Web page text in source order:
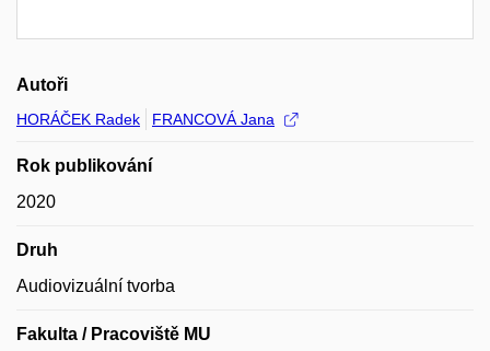
Autoři
HORÁČEK Radek FRANCOVÁ Jana
Rok publikování
2020
Druh
Audiovizuální tvorba
Fakulta / Pracoviště MU